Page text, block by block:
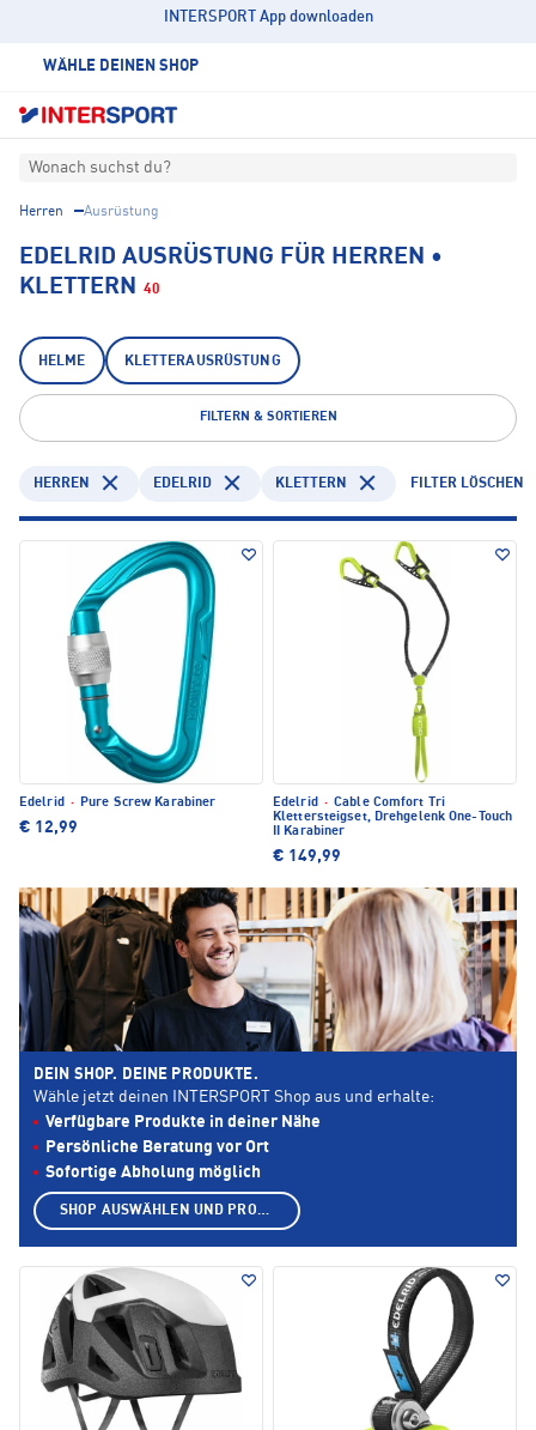
INTERSPORT App downloaden
WÄHLE DEINEN SHOP
Wonach suchst du?
Herren Ausrüstung
EDELRID AUSRÜSTUNG FÜR HERREN •
KLETTERN 40
HELME KLETTERAUSRÜSTUNG
FILTERN & SORTIEREN
HERREN EDELRID KLETTERN FILTER LÖSCHEN
Edelrid · Pure Screw Karabiner
€ 12,99
Edelrid · Cable Comfort Tri
Klettersteigset, Drehgelenk One-Touch
II Karabiner
€ 149,99
DEIN SHOP. DEINE PRODUKTE.
Wähle jetzt deinen INTERSPORT Shop aus und erhalte:
Verfügbare Produkte in deiner Nähe
Persönliche Beratung vor Ort
Sofortige Abholung möglich
SHOP AUSWÄHLEN UND PRODUKTE ANZEIGEN